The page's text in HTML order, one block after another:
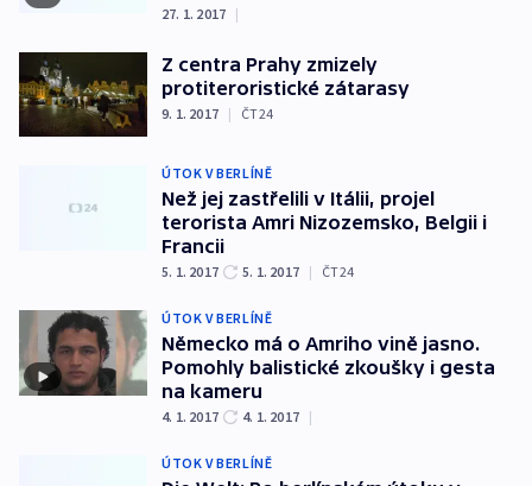
27. 1. 2017 |
Z centra Prahy zmizely
protiteroristické zátarasy
9. 1. 2017 | ČT24
ÚTOK V BERLÍNĚ
Než jej zastřelili v Itálii, projel
terorista Amri Nizozemsko, Belgii i
Francii
5. 1. 2017 5. 1. 2017 | ČT24
ÚTOK V BERLÍNĚ
Německo má o Amriho vině jasno.
Pomohly balistické zkoušky i gesta
na kameru
4. 1. 2017 4. 1. 2017 |
ÚTOK V BERLÍNĚ